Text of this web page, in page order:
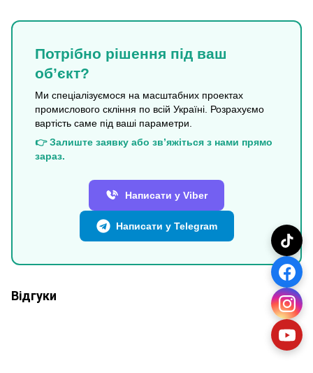
Потрібно рішення під ваш
об’єкт?
Ми спеціалізуємося на масштабних проектах
промислового скління по всій Україні. Розрахуємо
вартість саме під ваші параметри.
👉 Залиште заявку або зв’яжіться з нами прямо
зараз.
Написати у Viber
Написати у Telegram
Відгуки